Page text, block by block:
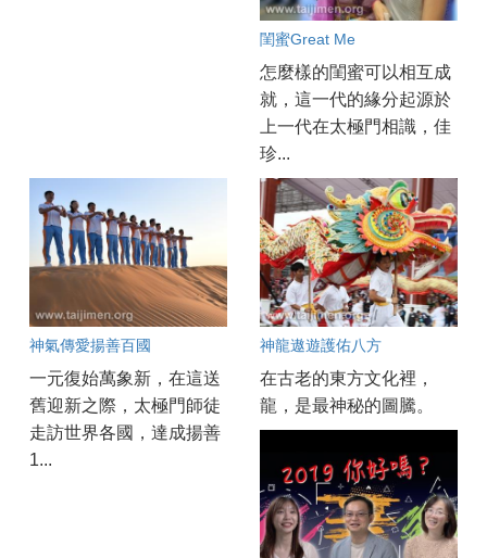
閨蜜Great Me
怎麼樣的閨蜜可以相互成
就，這一代的緣分起源於
上一代在太極門相識，佳
珍...
神氣傳愛揚善百國
一元復始萬象新，在這送
舊迎新之際，太極門師徒
走訪世界各國，達成揚善
1...
神龍遨遊護佑八方
在古老的東方文化裡，
龍，是最神秘的圖騰。